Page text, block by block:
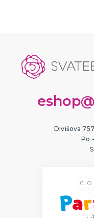
Divišova
Po